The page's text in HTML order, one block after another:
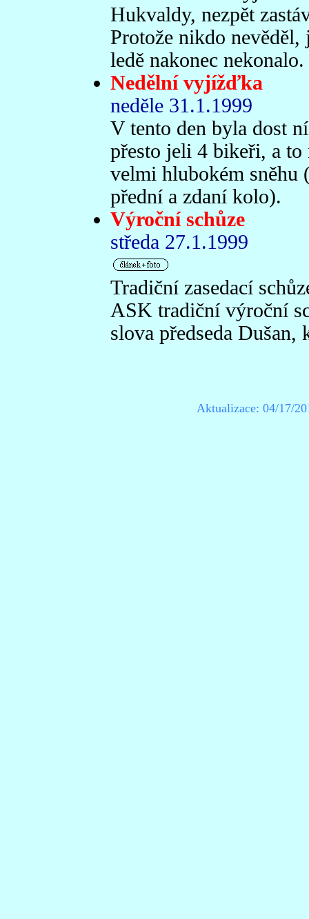
Hukvaldy, nezpět
Protože nikdo
ledě nakonec nekonalo.
Nedělní vyjížďka
neděle 31.1.1999
V tento den byla dost
přesto jeli 4 bikeři, a
velmi hlubokém sněhu
přední a zdaní kolo).
Výroční schůze
středa 27.1.1999
Tradiční zasedací
ASK tradiční výroční
slova předseda
Aktualizace: 04/17/